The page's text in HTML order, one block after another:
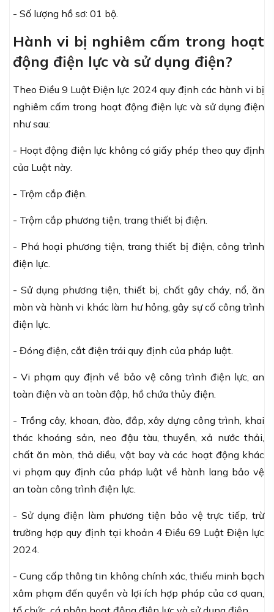
- Số lượng hồ sơ: 01 bộ.
Hành vi bị nghiêm cấm trong hoạt
động điện lực và sử dụng điện?
Theo Điều 9 Luật Điện lực 2024 quy định các hành vi bị
nghiêm cấm trong hoạt động điện lực và sử dụng điện
như sau:
- Hoạt động điện lực không có giấy phép theo quy định
của Luật này.
- Trộm cắp điện.
- Trộm cắp phương tiện, trang thiết bị điện.
- Phá hoại phương tiện, trang thiết bị điện, công trình
điện lực.
- Sử dụng phương tiện, thiết bị, chất gây cháy, nổ, ăn
mòn và hành vi khác làm hư hỏng, gây sự cố công trình
điện lực.
- Đóng điện, cắt điện trái quy định của pháp luật.
- Vi phạm quy định về bảo vệ công trình điện lực, an
toàn điện và an toàn đập, hồ chứa thủy điện.
- Trồng cây, khoan, đào, đắp, xây dựng công trình, khai
thác khoáng sản, neo đậu tàu, thuyền, xả nước thải,
chất ăn mòn, thả diều, vật bay và các hoạt động khác
vi phạm quy định của pháp luật về hành lang bảo vệ
an toàn công trình điện lực.
- Sử dụng điện làm phương tiện bảo vệ trực tiếp, trừ
trường hợp quy định tại khoản 4 Điều 69 Luật Điện lực
2024.
- Cung cấp thông tin không chính xác, thiếu minh bạch
xâm phạm đến quyền và lợi ích hợp pháp của cơ quan,